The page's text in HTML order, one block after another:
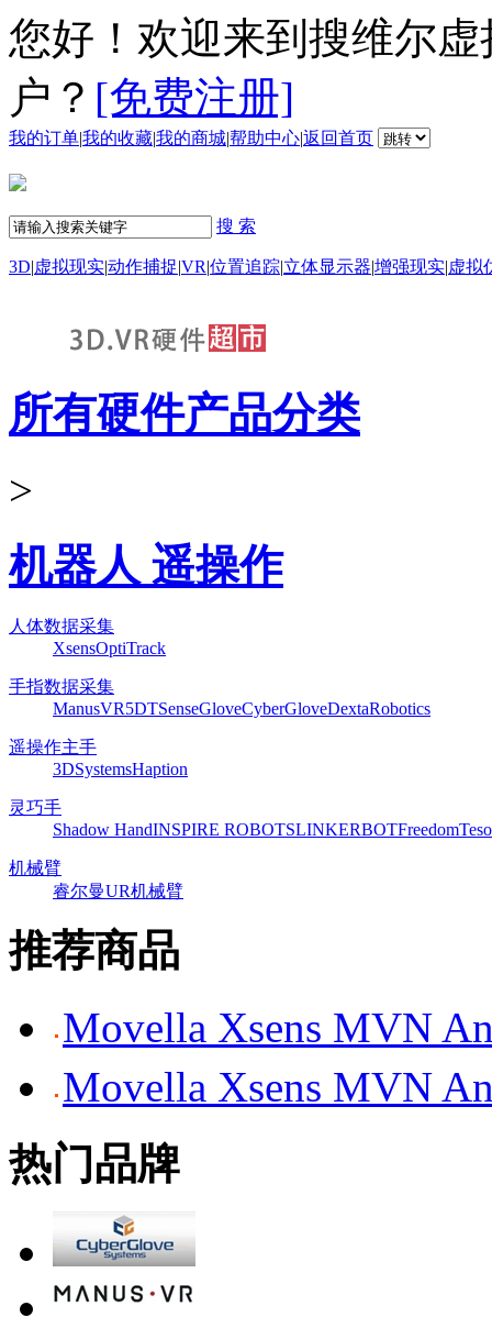
您好！欢迎来到搜维尔
户？ [免费注册]
我的订单|我的收藏|我的商城|帮助中心|返回首页
搜 索
3D|虚拟现实|动作捕捉|VR|位置追踪|立体显示器|增强现实|虚拟
所有硬件产品分类
>
机器人 遥操作
人体数据采集
XsensOptiTrack
手指数据采集
ManusVR5DTSenseGloveCyberGloveDextaRobotics
遥操作主手
3DSystemsHaption
灵巧手
Shadow HandINSPIRE ROBOTSLINKERBOTFreedom
机械臂
睿尔曼UR机械臂
推荐商品
Movella Xsens MVN
Movella Xsens MVN
热门品牌